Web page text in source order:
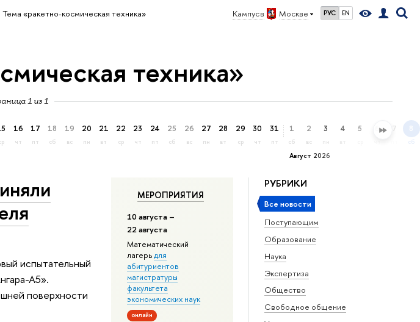
Кампус в Москве РУС EN
Тема «ракетно-космическая техника»
техника»
1 из 1
16
чт
17
пт
18
сб
19
вс
20
пн
21
вт
22
ср
23
чт
24
пт
25
сб
26
вс
27
пн
28
вт
29
ср
30
чт
31
пт
Август 2026
1
сб
2
вс
3
пн
4 5 6 7 8
сб
РУБРИКИ
Все новости
Поступающим
Образование
Наука
Экспертиза
Общество
Свободное общение
МЕРОПРИЯТИЯ
10 августа –
22 августа
Математический
лагерьдля
абитуриентов
магистратуры
факультета
экономических наук
онлайн
испытательный
А5».
поверхности